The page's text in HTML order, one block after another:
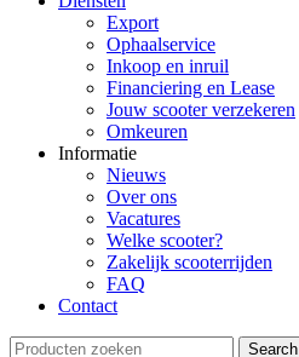
Export
Ophaalservice
Inkoop en inruil
Financiering en Lease
Jouw scooter verzekeren
Omkeuren
Informatie
Nieuws
Over ons
Vacatures
Welke scooter?
Zakelijk scooterrijden
FAQ
Contact
Search